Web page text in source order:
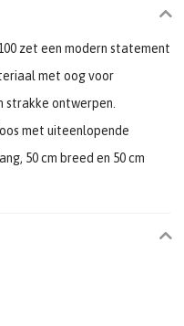
zet een modern statement
met oog voor
strakke ontwerpen.
met uiteenlopende
50 cm breed en 50 cm